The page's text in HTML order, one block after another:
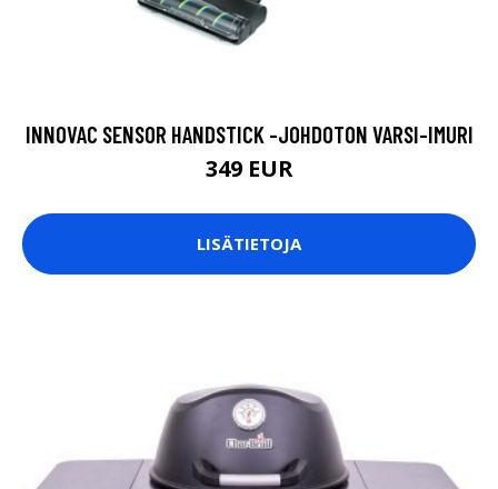
INNOVAC SENSOR HANDSTICK -JOHDOTON VARSI-IMURI
349 EUR
LISÄTIETOJA